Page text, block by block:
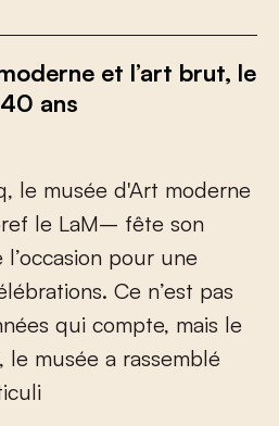
et l’art brut, le
ans
, le musée d'Art moderne
ref le LaM– fête son
l’occasion pour une
lébrations. Ce n’est pas
nées qui compte, mais le
, le musée a rassemblé
iculi